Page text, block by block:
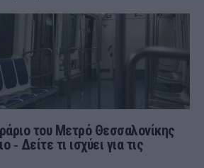
του Μετρό Θεσσαλονίκης
‑ Δείτε τι ισχύει για τις